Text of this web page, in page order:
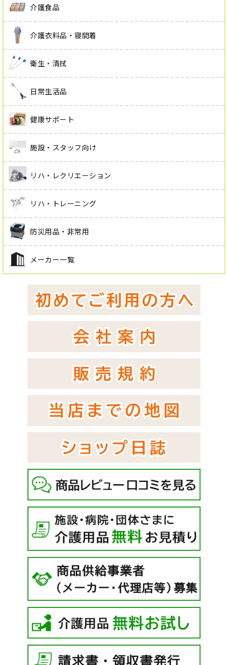
介護食品
介護衣料品・寝間着
衛生・清拭
日常生活品
健康サポート
施設・スタッフ向け
リハ・レクリエーション
リハ・トレーニング
防災用品・非常用
メーカー一覧